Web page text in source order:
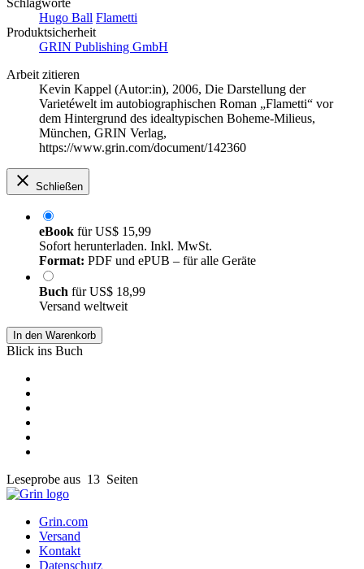
Schlagworte
Hugo Ball Flametti
Produktsicherheit
GRIN Publishing GmbH
Arbeit zitieren
Kevin Kappel (Autor:in), 2006, Die Darstellung der
Varietéwelt im autobiographischen Roman „Flametti“ vor
dem Hintergrund des idealtypischen Boheme-Milieus,
München, GRIN Verlag,
https://www.grin.com/document/142360
Schließen
eBook fürUS$ 15,99
Sofort herunterladen. Inkl. MwSt.
Format: PDF und ePUB – für alle Geräte
Buch fürUS$ 18,99
Versand weltweit
In den Warenkorb
Blick ins Buch
Leseprobe aus 13 Seiten
Grin.com
Versand
Kontakt
Datenschutz